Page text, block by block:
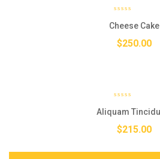
Cheese Cake
$250.00
Aliquam
$215.00